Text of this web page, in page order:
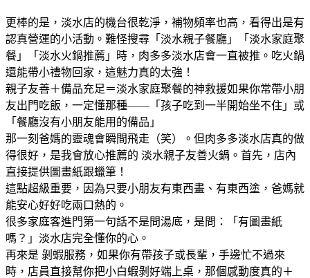
更棒的是，淡水店的機台很乾淨，補物頻率也高，看得出是有
認真營運的小活動。難怪搜尋「淡水親子餐廳」「淡水家庭聚
餐」「淡水火鍋推薦」時，肉多多淡水店會一直被推。吃火鍋
還能帶小禮物回家，這魅力真的太強！
親子友善＋備品充足＝淡水家庭聚餐的神救援如果你常帶小朋
友出門吃飯，一定懂那種——「孩子吃到一半開始坐不住」或
「餐廳沒有小朋友能用的備品」
那一刻爸媽的靈魂會瞬間飛走（笑）。但肉多多淡水店真的做
得很好，是我會放心推薦的 淡水親子友善火鍋。首先，店內
直接提供圖畫紙跟蠟筆！
這點超級重要，因為只要小朋友有東西畫、有東西塗，爸媽就
能安心好好吃兩口熱的。
很多家庭客進門第一句話不是問湯底，是問：「有圖畫紙
嗎？」淡水店完全懂你的心。
再來是 剝蝦服務，如果你有帶孩子或長輩，手邊忙不過來
時，店員直接幫你把小白蝦剝好端上桌，那個感動度真的＋